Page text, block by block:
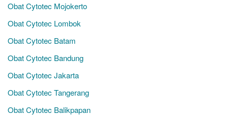
Obat Cytotec Mojokerto
Obat Cytotec Lombok
Obat Cytotec Batam
Obat Cytotec Bandung
Obat Cytotec Jakarta
Obat Cytotec Tangerang
Obat Cytotec Balikpapan